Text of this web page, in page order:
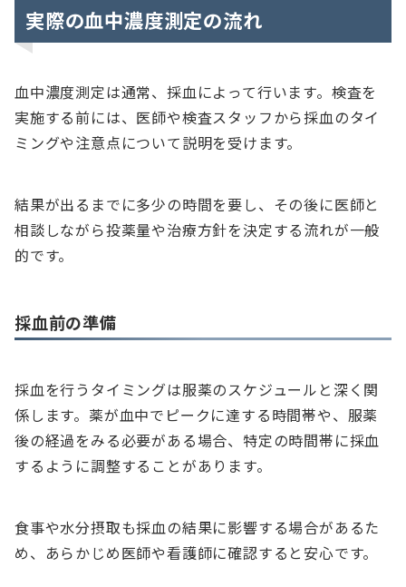
実際の血中濃度測定の流れ
血中濃度測定は通常、採血によって行います。検査を
実施する前には、医師や検査スタッフから採血のタイ
ミングや注意点について説明を受けます。
結果が出るまでに多少の時間を要し、その後に医師と
相談しながら投薬量や治療方針を決定する流れが一般
的です。
採血前の準備
採血を行うタイミングは服薬のスケジュールと深く関
係します。薬が血中でピークに達する時間帯や、服薬
後の経過をみる必要がある場合、特定の時間帯に採血
するように調整することがあります。
食事や水分摂取も採血の結果に影響する場合があるた
め、あらかじめ医師や看護師に確認すると安心です。